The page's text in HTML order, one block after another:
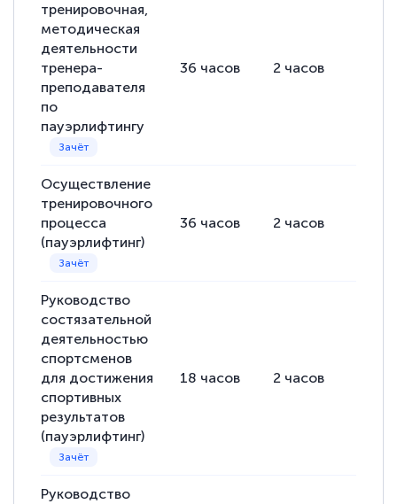
тренировочная,
методическая
деятельности
тренера-
преподавателя
по
пауэрлифтингу
36 часов 2 часов
Осуществление
тренировочного
процесса
(пауэрлифтинг)
36 часов 2 часов
Руководство
состязательной
деятельностью
спортсменов
для достижения
спортивных
результатов
(пауэрлифтинг)
18 часов 2 часов
Руководство